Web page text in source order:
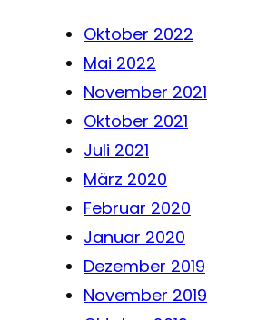
Oktober 2022
Mai 2022
November 2021
Oktober 2021
Juli 2021
März 2020
Februar 2020
Januar 2020
Dezember 2019
November 2019